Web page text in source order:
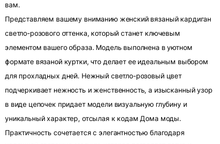
вам.
Представляем вашему вниманию женский вязаный кардиган
светло-розового оттенка, который станет ключевым
элементом вашего образа. Модель выполнена в уютном
формате вязаной куртки, что делает ее идеальным выбором
для прохладных дней. Нежный светло-розовый цвет
подчеркивает нежность и женственность, а изысканный узор
в виде цепочек придает модели визуальную глубину и
уникальный характер, отсылая к кодам Дома моды.
Практичность сочетается с элегантностью благодаря